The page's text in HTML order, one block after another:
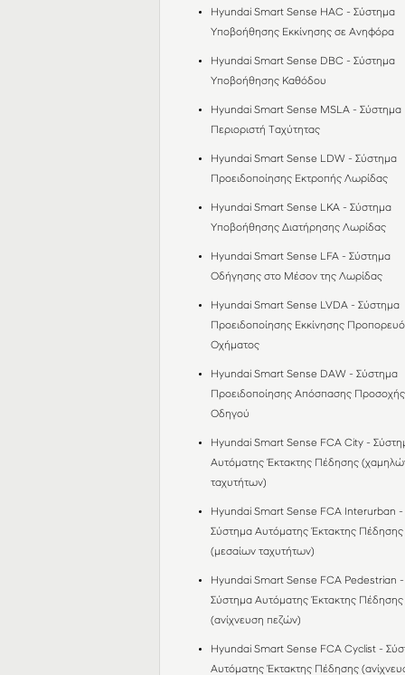
Hyundai Smart Sense HAC - Σύστημα
Υποβοήθησης Εκκίνησης σε Ανηφόρα
Hyundai Smart Sense DBC - Σύστημα
Υποβοήθησης Καθόδου
Hyundai Smart Sense MSLA - Σύστημα
Περιοριστή Ταχύτητας
Hyundai Smart Sense LDW - Σύστημα
Προειδοποίησης Εκτροπής Λωρίδας
Hyundai Smart Sense LKA - Σύστημα
Υποβοήθησης Διατήρησης Λωρίδας
Hyundai Smart Sense LFA - Σύστημα
Οδήγησης στο Mέσον της Λωρίδας
Hyundai Smart Sense LVDA - Σύστημα
Προειδοποίησης Εκκίνησης
Οχήματος
Hyundai Smart Sense DAW - Σύστημα
Προειδοποίησης Απόσπασης Προσοχής
Οδηγού
Hyundai Smart Sense FCA City -
Αυτόματης Έκτακτης Πέδησης
ταχυτήτων)
Hyundai Smart Sense FCA Interurban -
Σύστημα Αυτόματης Έκτακτης Πέδησης
(μεσαίων ταχυτήτων)
Hyundai Smart Sense FCA Pedestrian -
Σύστημα Αυτόματης Έκτακτης Πέδησης
(ανίχνευση πεζών)
Hyundai Smart Sense FCA Cyclist -
Αυτόματης Έκτακτης Πέδησης